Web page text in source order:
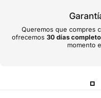
Queremos que compres
ofrecemos 30 días
momento